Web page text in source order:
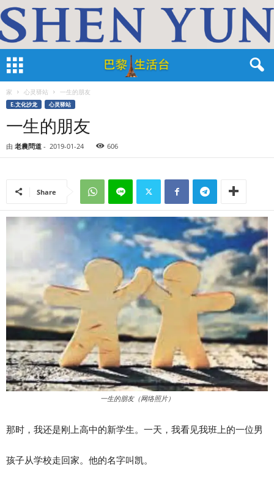
家 心灵驿站 一生的朋友
E.文化沙龙 心灵驿站
一生的朋友
由 老農問道 - 2019-01-24 606
Share
一生的朋友（网络照片）
那时，我还是刚上高中的新学生。一天，我看见我班上的一位男
孩子从学校走回家。他的名字叫凯。